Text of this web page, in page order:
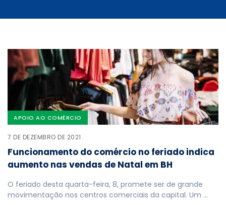
APOIO AO COMÉRCIO
7 DE DEZEMBRO DE 2021
Funcionamento do comércio no feriado indica
aumento nas vendas de Natal em BH
O feriado desta quarta-feira, 8, promete ser de grande
movimentação nos centros comerciais da capital. Um …